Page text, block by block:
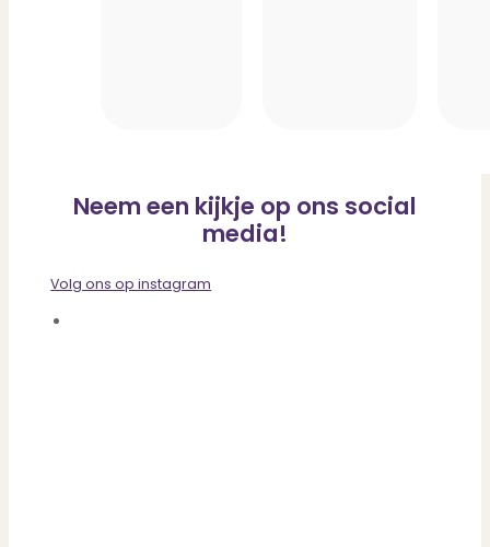
Neem een kijkje op ons social
media!
Volg ons op instagram